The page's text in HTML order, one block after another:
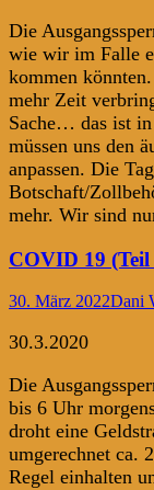
Die
wie wir im Falle
kommen
mehr Zeit
Sache… das ist
müssen uns den
anpassen. Die
Botschaft/
mehr. Wir sind
COVID 19 (Teil
30. März 2022Dani
30.3.2020
Die
bis 6 Uhr
droht eine
umgerechnet ca.
Regel einhalten